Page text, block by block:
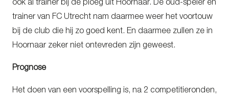
ook al trainer bij de ploeg uit Hoornaar. De oud-speler en
trainer van FC Utrecht nam daarmee weer het voortouw
bij de club die hij zo goed kent. En daarmee zullen ze in
Hoornaar zeker niet ontevreden zijn geweest.
Prognose
Het doen van een voorspelling is, na 2 competitieronden,